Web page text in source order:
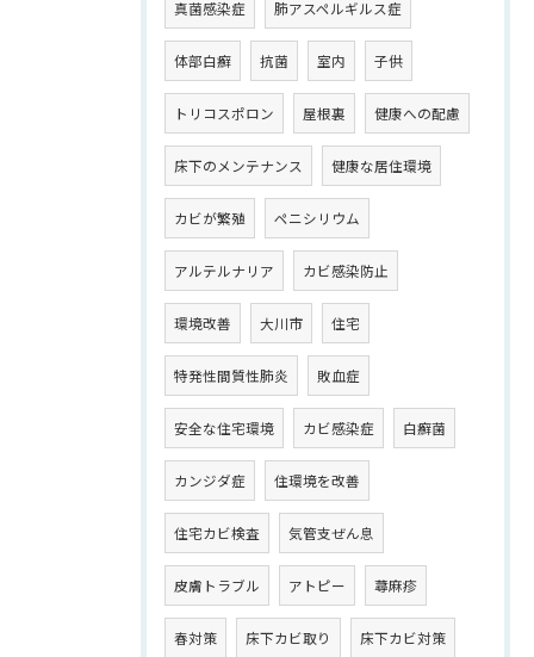
真菌感染症 肺アスペルギルス症
体部白癬 抗菌 室内 子供
トリコスポロン 屋根裏 健康への配慮
床下のメンテナンス 健康な居住環境
カビが繁殖 ペニシリウム
アルテルナリア カビ感染防止
環境改善 大川市 住宅
特発性間質性肺炎 敗血症
安全な住宅環境 カビ感染症 白癬菌
カンジダ症 住環境を改善
住宅カビ検査 気管支ぜん息
皮膚トラブル アトピー 蕁麻疹
春対策 床下カビ取り 床下カビ対策